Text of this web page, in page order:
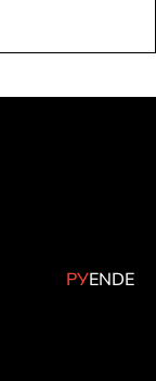
РУENDE